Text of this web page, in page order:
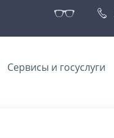
Сервисы и госуслуги